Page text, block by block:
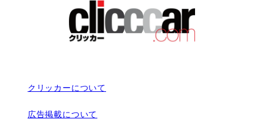
クリッカーについて
広告掲載について